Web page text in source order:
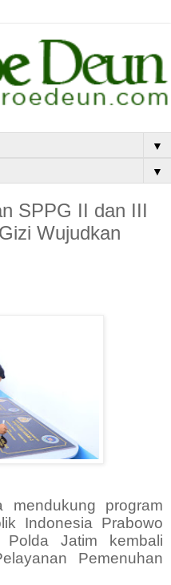
▼
▼
SPPG II dan III
Wujudkan
mendukung program
Indonesia Prabowo
Polda Jatim kembali
Pemenuhan